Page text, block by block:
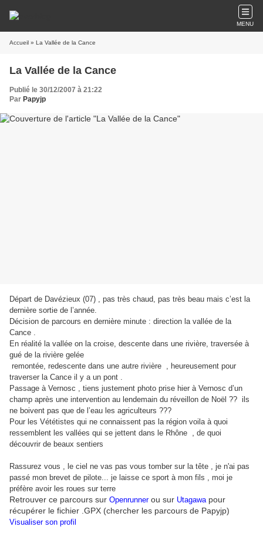
MENU
Accueil » La Vallée de la Cance
La Vallée de la Cance
Publié le 30/12/2007 à 21:22
Par Papyjp
Départ de Davézieux (07) , pas très chaud, pas très beau mais c’est la
dernière sortie de l’année.
Décision de parcours en dernière minute : direction la vallée de la
Cance .
En réalité la vallée on la croise, descente dans une rivière, traversée à
gué de la rivière gelée
remontée, redescente dans une autre rivière , heureusement pour
traverser la Cance il y a un pont .
Passage à Vernosc , tiens justement photo prise hier à Vernosc d’un
champ après une intervention au lendemain du réveillon de Noël ?? ils
ne boivent pas que de l’eau les agriculteurs ???
Pour les Vététistes qui ne connaissent pas la région voila à quoi
ressemblent les vallées qui se jettent dans le Rhône
de quoi
découvrir de beaux sentiers
Rassurez vous , le ciel ne vas pas vous tomber sur la tête , je n'ai pas
passé mon brevet de pilote... je laisse ce sport à mon fils , moi je
préfère avoir les roues sur terre
Retrouver ce parcours sur Openrunnerou sur Utagawa pour
récupérer le fichier .GPX (chercher les parcours de Papyjp)
Visualiser son profil